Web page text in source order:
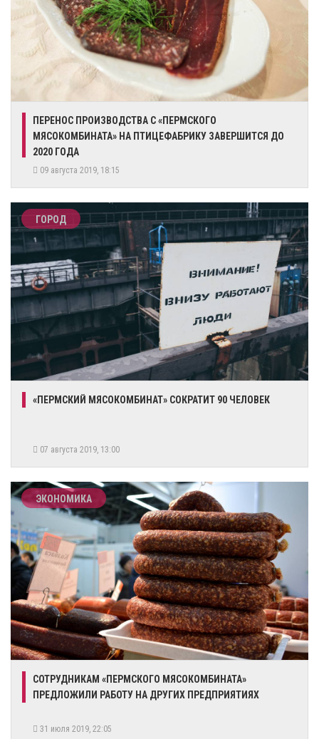
ПЕРЕНОС ПРОИЗВОДСТВА С «ПЕРМСКОГО
МЯСОКОМБИНАТА» НА ПТИЦЕФАБРИКУ ЗАВЕРШИТСЯ ДО
2020 ГОДА
09 августа 2019, 18:15
ГОРОД
«ПЕРМСКИЙ МЯСОКОМБИНАТ» СОКРАТИТ 90 ЧЕЛОВЕК
07 августа 2019, 13:00
ЭКОНОМИКА
СОТРУДНИКАМ «ПЕРМСКОГО МЯСОКОМБИНАТА»
ПРЕДЛОЖИЛИ РАБОТУ НА ДРУГИХ ПРЕДПРИЯТИЯХ
31 июля 2019, 22:05